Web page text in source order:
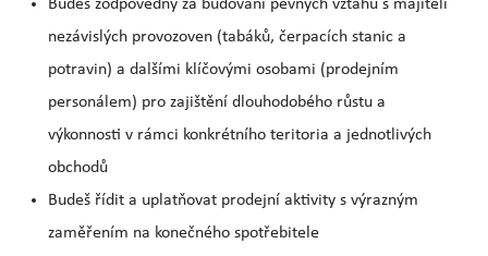
Budeš zodpovědný za budování pevných vztahů s majiteli
nezávislých provozoven (tabáků, čerpacích stanic a
potravin) a dalšími klíčovými osobami (prodejním
personálem) pro zajištění dlouhodobého růstu a
výkonnosti v rámci konkrétního teritoria a jednotlivých
obchodů
Budeš řídit a uplatňovat prodejní aktivity s výrazným
zaměřením na konečného spotřebitele